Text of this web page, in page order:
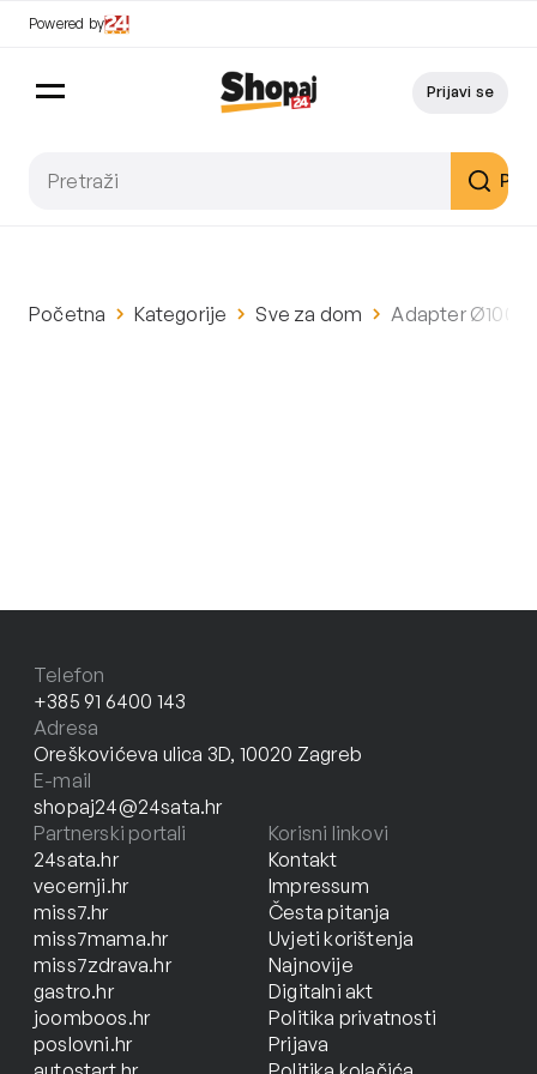
Powered by
Prijavi se
Početna Kategorije Sve za dom Adapter
Telefon
+385 91 6400 143
Adresa
Oreškovićeva ulica 3D, 10020 Zagreb
E-mail
shopaj24@24sata.hr
Partnerski portali
24sata.hr
vecernji.hr
miss7.hr
miss7mama.hr
miss7zdrava.hr
gastro.hr
joomboos.hr
poslovni.hr
Korisni linkovi
Kontakt
Impressum
Česta pitanja
Uvjeti korištenja
Najnovije
Digitalni akt
Politika privatnosti
Prijava